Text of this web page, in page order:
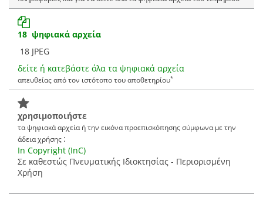
18 ψηφιακά αρχεία
18 JPEG
δείτε ή κατεβάστε όλα τα ψηφιακά αρχεία
απευθείας από τον ιστότοπο του αποθετηρίου*
χρησιμοποιήστε
τα ψηφιακά αρχεία ή την εικόνα προεπισκόπησης σύμφωνα με την
άδεια χρήσης :
In Copyright (InC)
Σε καθεστώς Πνευματικής Ιδιοκτησίας - Περιορισμένη
Χρήση